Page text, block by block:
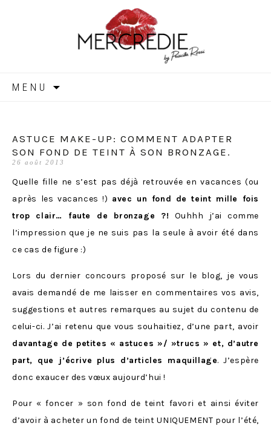
MERCREDIE
MENU
ASTUCE MAKE-UP: COMMENT ADAPTER
SON FOND DE TEINT À SON BRONZAGE.
26 août 2013
Quelle fille ne s’est pas déjà retrouvée en vacances (ou
après les vacances !) avec un fond de teint mille fois
trop clair… faute de bronzage ?! Ouhhh j’ai comme
l’impression que je ne suis pas la seule à avoir été dans
ce cas de figure :)
Lors du dernier concours proposé sur le blog, je vous
avais demandé de me laisser en commentaires vos avis,
suggestions et autres remarques au sujet du contenu de
celui-ci. J’ai retenu que vous souhaitiez, d’une part, avoir
davantage de petites « astuces »/ »trucs » et, d’autre
part, que j’écrive plus d’articles maquillage. J’espère
donc exaucer des vœux aujourd’hui !
Pour « foncer » son fond de teint favori et ainsi éviter
d’avoir à acheter un fond de teint UNIQUEMENT pour l’été,